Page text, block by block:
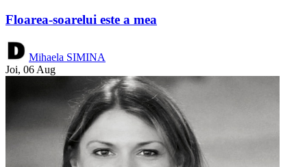
Floarea-soarelui este a mea
Mihaela SIMINA
Joi, 06 Aug